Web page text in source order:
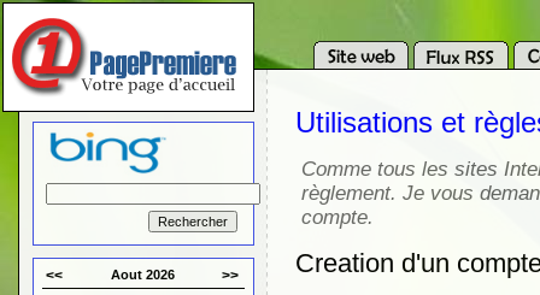
<< Aout 2026 >>
Utilisations et
Comme tous les sites
règlement. Je vous
compte.
Creation d'un